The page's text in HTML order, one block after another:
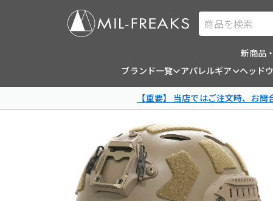
商品を検索
新商品
ブランド一覧
アパレルギア ヘッド
【重要】 当店ではご注文時、お